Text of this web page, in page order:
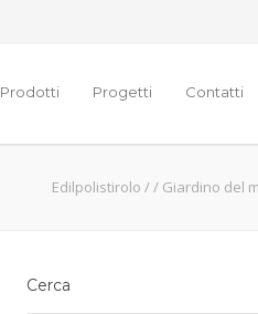
Prodotti Progetti Contatti
Edilpolistirolo // Giardino del
Cerca